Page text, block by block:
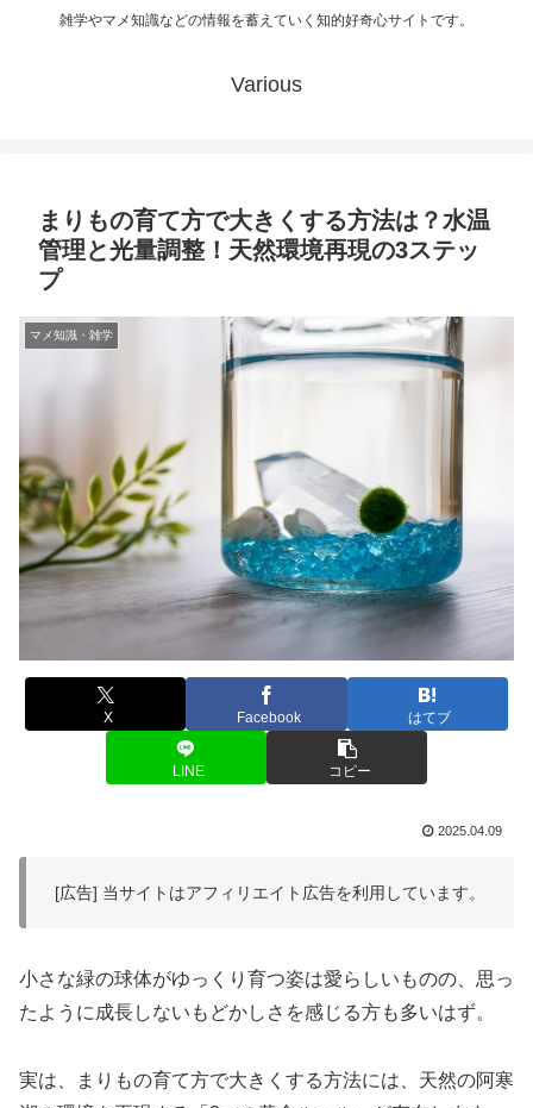
雑学やマメ知識などの情報を蓄えていく知的好奇心サイトです。
Various
まりもの育て方で大きくする方法は？水温
管理と光量調整！天然環境再現の3ステッ
プ
マメ知識・雑学
X Facebook はてブ
LINE コピー
2025.04.09
[広告] 当サイトはアフィリエイト広告を利用しています。
小さな緑の球体がゆっくり育つ姿は愛らしいものの、思っ
たように成長しないもどかしさを感じる方も多いはず。
実は、まりもの育て方で大きくする方法には、天然の阿寒